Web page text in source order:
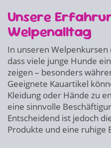
Unsere
Welpenalltag
In unseren
dass viele junge Hunde
zeigen – besonders
Geeignete Kauartikel
Kleidung oder Hände zu
eine sinnvolle
Entscheidend ist jedoch
Produkte und eine ruhige